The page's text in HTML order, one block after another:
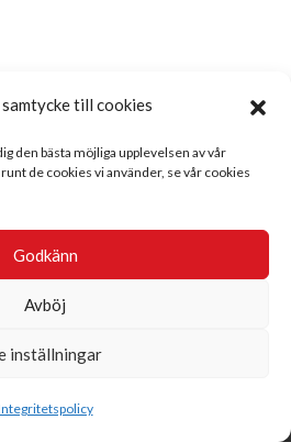
till cookies
den bästa möjliga upplevelsen av vår
de cookies vi använder, se vår cookies
Godkänn
Avböj
inställningar